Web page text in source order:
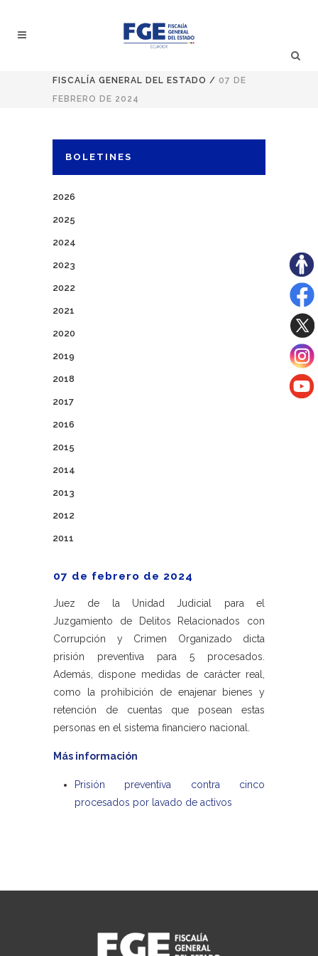
FISCALÍA GENERAL DEL ESTADO / 07 DE
FEBRERO DE 2024
BOLETINES
2026
2025
2024
2023
2022
2021
2020
2019
2018
2017
2016
2015
2014
2013
2012
2011
07 de febrero de 2024
Juez de la Unidad Judicial para el
Juzgamiento de Delitos Relacionados con
Corrupción y Crimen Organizado dicta
prisión preventiva para 5 procesados.
Además, dispone medidas de carácter real,
como la prohibición de enajenar bienes y
retención de cuentas que posean estas
personas en el sistema financiero nacional.
Más información
Prisión preventiva contra cinco
procesados por lavado de activos